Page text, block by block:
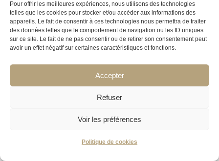
Pour offrir les meilleures expériences, nous utilisons des technologies
telles que les cookies pour stocker et/ou accéder aux informations des
appareils. Le fait de consentir à ces technologies nous permettra de traiter
des données telles que le comportement de navigation ou les ID uniques
sur ce site. Le fait de ne pas consentir ou de retirer son consentement peut
avoir un effet négatif sur certaines caractéristiques et fonctions.
Accepter
Refuser
Voir les préférences
Politique de cookies
monnaie locale complémentaire La
Fève sur HelloAsso aura permis de
récolter 7345€, soit 81% de l'objectif,
par 144 donateurs. ...